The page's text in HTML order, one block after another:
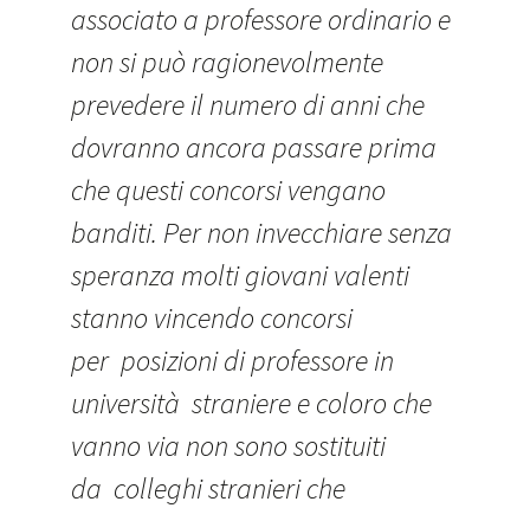
associato a professore ordinario e
non si può ragionevolmente
prevedere il numero di anni che
dovranno ancora passare prima
che questi concorsi vengano
banditi. Per non invecchiare senza
speranza molti giovani valenti
stanno vincendo concorsi
per posizioni di professore in
università straniere e coloro che
vanno via non sono sostituiti
da colleghi stranieri che